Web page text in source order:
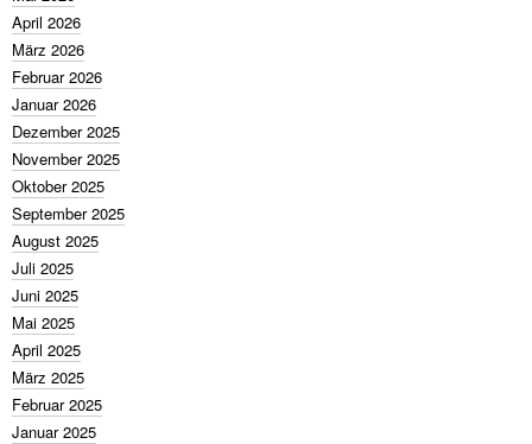
April 2026
März 2026
Februar 2026
Januar 2026
Dezember 2025
November 2025
Oktober 2025
September 2025
August 2025
Juli 2025
Juni 2025
Mai 2025
April 2025
März 2025
Februar 2025
Januar 2025